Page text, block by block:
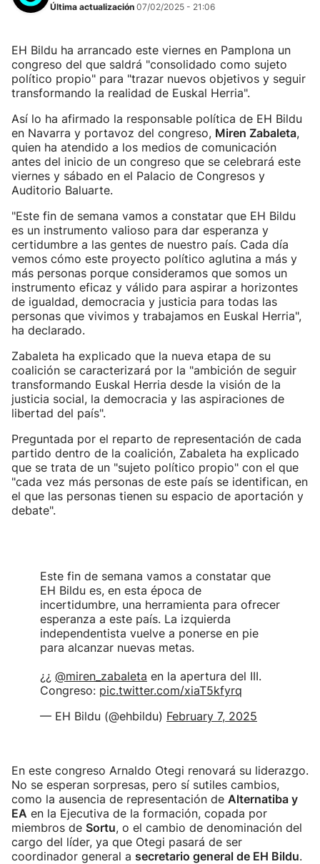
Última actualización 07/02/2025 - 21:06
EH Bildu ha arrancado este viernes en Pamplona un
congreso del que saldrá "consolidado como sujeto
político propio" para "trazar nuevos objetivos y seguir
transformando la realidad de Euskal Herria".
Así lo ha afirmado la responsable política de EH Bildu
en Navarra y portavoz del congreso, Miren Zabaleta,
quien ha atendido a los medios de comunicación
antes del inicio de un congreso que se celebrará este
viernes y sábado en el Palacio de Congresos y
Auditorio Baluarte.
"Este fin de semana vamos a constatar que EH Bildu
es un instrumento valioso para dar esperanza y
certidumbre a las gentes de nuestro país. Cada día
vemos cómo este proyecto político aglutina a más y
más personas porque consideramos que somos un
instrumento eficaz y válido para aspirar a horizontes
de igualdad, democracia y justicia para todas las
personas que vivimos y trabajamos en Euskal Herria",
ha declarado.
Zabaleta ha explicado que la nueva etapa de su
coalición se caracterizará por la "ambición de seguir
transformando Euskal Herria desde la visión de la
justicia social, la democracia y las aspiraciones de
libertad del país".
Preguntada por el reparto de representación de cada
partido dentro de la coalición, Zabaleta ha explicado
que se trata de un "sujeto político propio" con el que
"cada vez más personas de este país se identifican, en
el que las personas tienen su espacio de aportación y
debate".
Este fin de semana vamos a constatar que
EH Bildu es, en esta época de
incertidumbre, una herramienta para ofrecer
esperanza a este país. La izquierda
independentista vuelve a ponerse en pie
para alcanzar nuevas metas.
¿¿ @miren_zabaleta en la apertura del III.
Congreso: pic.twitter.com/xiaT5kfyrq
— EH Bildu (@ehbildu) February 7, 2025
En este congreso Arnaldo Otegi renovará su liderazgo.
No se esperan sorpresas, pero sí sutiles cambios,
como la ausencia de representación de Alternatiba y
EA en la Ejecutiva de la formación, copada por
miembros de Sortu, o el cambio de denominación del
cargo del líder, ya que Otegi pasará de ser
coordinador general a secretario general de EH Bildu.